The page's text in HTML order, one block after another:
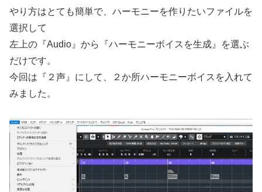
やり方はとても簡単で、ハーモニーを作りたいファイルを
選択して
左上の『Audio』から『ハーモニーボイスを生成』を選ぶ
だけです。
今回は『２声』にして、２か所ハーモニーボイスを入れて
みました。